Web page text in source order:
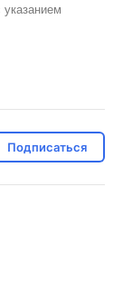
Подписаться